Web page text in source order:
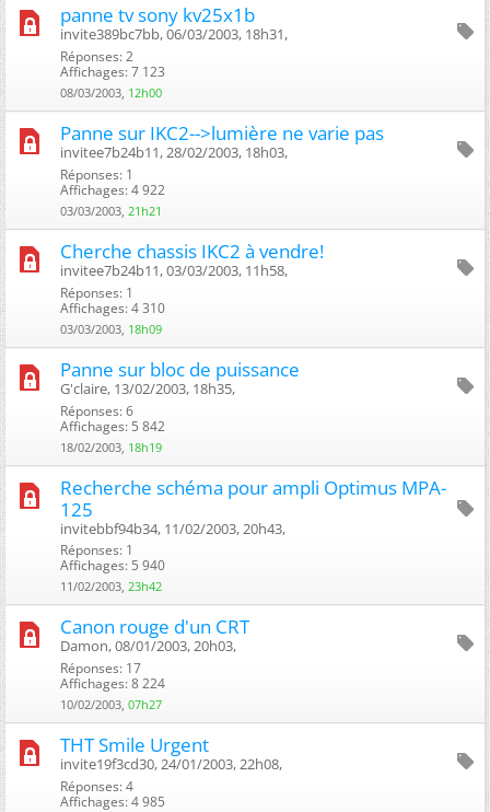
panne tv sony kv25x1b
invite389bc7bb, 06/03/2003, 18h31, ‎
Réponses: 2
Affichages: 7 123
08/03/2003, 12h00
Panne sur IKC2-->lumière ne varie pas
invitee7b24b11, 28/02/2003, 18h03, ‎
Réponses: 1
Affichages: 4 922
03/03/2003, 21h21
Cherche chassis IKC2 à vendre!
invitee7b24b11, 03/03/2003, 11h58, ‎
Réponses: 1
Affichages: 4 310
03/03/2003, 18h09
Panne sur bloc de puissance
G'claire, 13/02/2003, 18h35, ‎
Réponses: 6
Affichages: 5 842
18/02/2003, 18h19
Recherche schéma pour ampli Optimus MPA-
125
invitebbf94b34, 11/02/2003, 20h43, ‎
Réponses: 1
Affichages: 5 940
11/02/2003, 23h42
Canon rouge d'un CRT
Damon, 08/01/2003, 20h03, ‎
Réponses: 17
Affichages: 8 224
10/02/2003, 07h27
THT Smile Urgent
invite19f3cd30, 24/01/2003, 22h08, ‎
Réponses: 4
Affichages: 4 985